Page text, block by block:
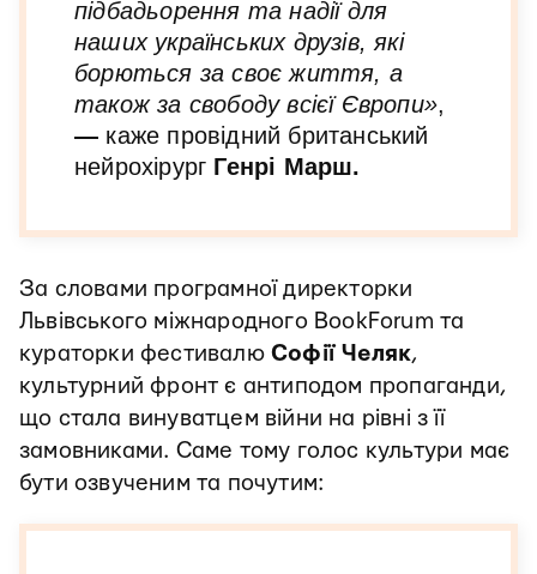
підбадьорення та надії для
наших українських друзів, які
борються за своє життя, а
також за свободу всієї Європи»,
— каже провідний британський
нейрохірург Генрі Марш.
За словами програмної директорки
Львівського міжнародного BookForum та
кураторки фестивалю Софії Челяк,
культурний фронт є антиподом пропаганди,
що стала винуватцем війни на рівні з її
замовниками. Саме тому голос культури має
бути озвученим та почутим: